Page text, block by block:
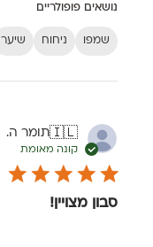
נושאים פופולריים
שמפו ניחוח שיער
🇮🇱תומר ה.
קונה מאומת
סבון מצויין!